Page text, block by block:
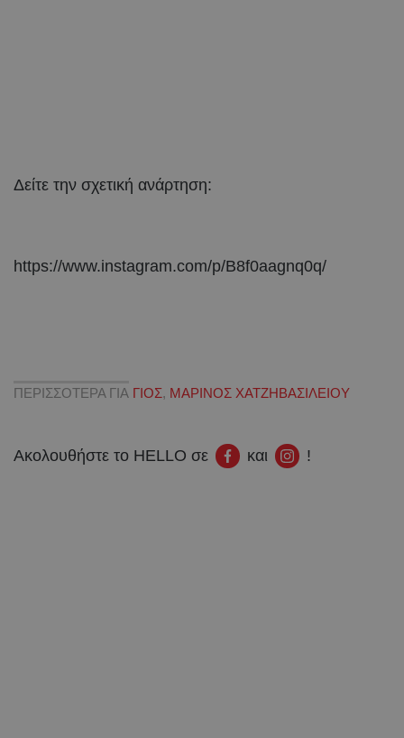
Δείτε την σχετική ανάρτηση:
https://www.instagram.com/p/B8f0aagnq0q/
ΠΕΡΙΣΣΟΤΕΡΑ ΓΙΑ ΓΙΟΣ, ΜΑΡΙΝΟΣ ΧΑΤΖΗΒΑΣΙΛΕΙΟΥ
Ακολουθήστε το HELLO σε και !